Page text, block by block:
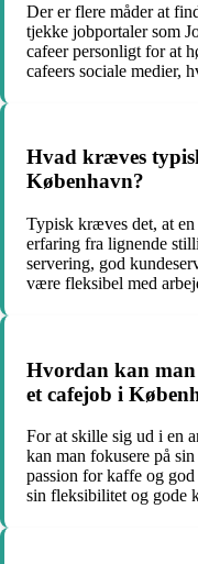
Der er flere måder at
tjekke jobportaler som
cafeer personligt for at
cafeers sociale medier,
Hvad kræves
København?
Typisk kræves det, at
erfaring fra lignende
servering, god
være fleksibel med
Hvordan kan man
et cafejob i
For at skille sig ud i en
kan man fokusere på
passion for kaffe og
sin fleksibilitet og gode